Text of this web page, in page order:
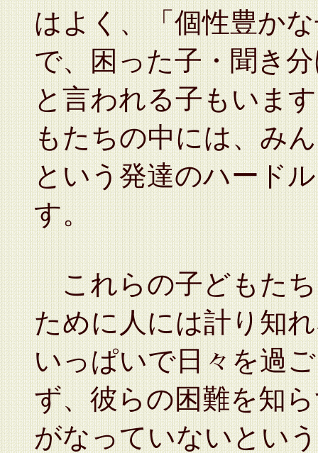
はよく、「個性豊か
で、困った子・聞き
と言われる子もいま
もたちの中には、み
という発達のハード
す。
これらの子どもたち
ために人には計り知
いっぱいで日々を過
ず、彼らの困難を知
がなっていないとい